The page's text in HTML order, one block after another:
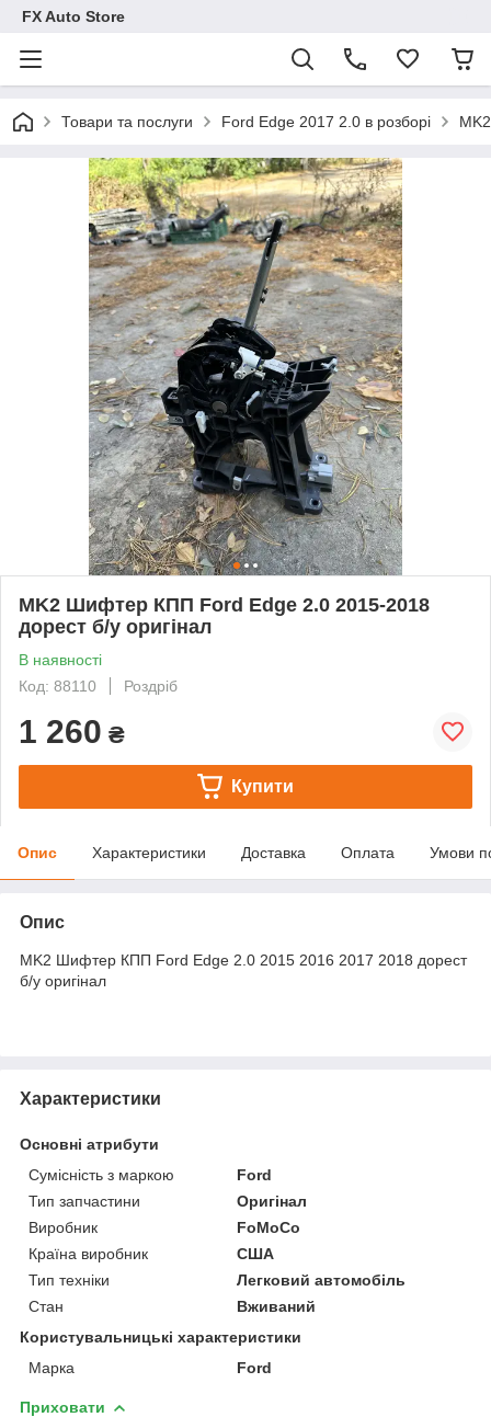
FX Auto Store
Товари та послуги Ford Edge 2017 2.0 в розборі
MK2 Шифтер КПП Ford Edge 2.0 2015-2018
дорест б/у оригінал
В наявності
Код: 88110
Роздріб
1 260 ₴
Купити
Опис Характеристики Доставка Оплата Умови
Опис
MK2 Шифтер КПП Ford Edge 2.0 2015 2016 2017 2018 дорест
б/у оригінал
Характеристики
Основні атрибути
Сумісність з маркою
Ford
Тип запчастини
Оригінал
Виробник
FoMoCo
Країна виробник
США
Тип техніки
Легковий автомобіль
Стан
Вживаний
Користувальницькі характеристики
Марка
Ford
Приховати